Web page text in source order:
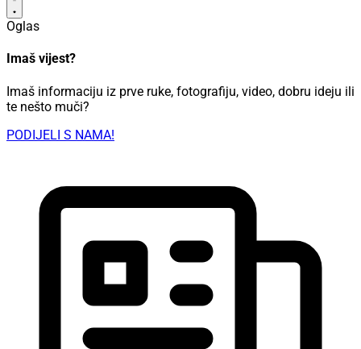
Oglas
Imaš vijest?
Imaš informaciju iz prve ruke, fotografiju, video, dobru ideju ili
te nešto muči?
PODIJELI S NAMA!